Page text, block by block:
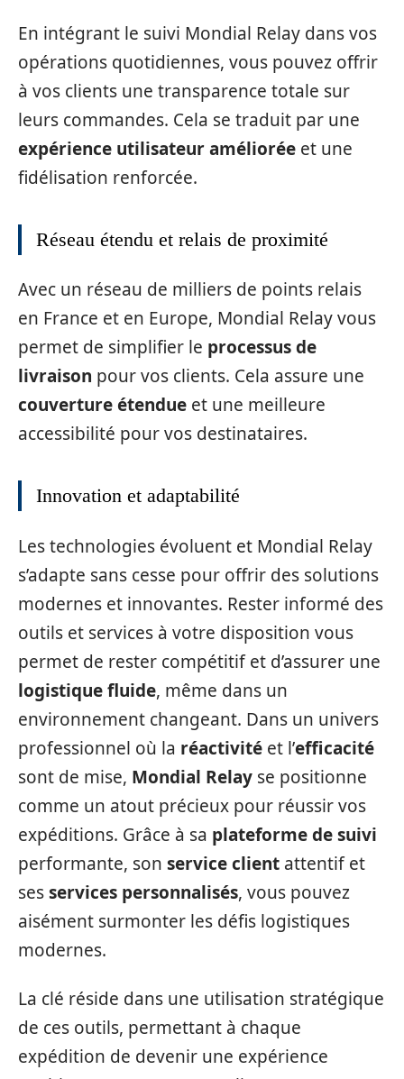
En intégrant le suivi Mondial Relay dans vos
opérations quotidiennes, vous pouvez offrir
à vos clients une transparence totale sur
leurs commandes. Cela se traduit par une
expérience utilisateur améliorée et une
fidélisation renforcée.
Réseau étendu et relais de proximité
Avec un réseau de milliers de points relais
en France et en Europe, Mondial Relay vous
permet de simplifier le processus de
livraison pour vos clients. Cela assure une
couverture étendue et une meilleure
accessibilité pour vos destinataires.
Innovation et adaptabilité
Les technologies évoluent et Mondial Relay
s’adapte sans cesse pour offrir des solutions
modernes et innovantes. Rester informé des
outils et services à votre disposition vous
permet de rester compétitif et d’assurer une
logistique fluide, même dans un
environnement changeant. Dans un univers
professionnel où la réactivité et l’efficacité
sont de mise, Mondial Relay se positionne
comme un atout précieux pour réussir vos
expéditions. Grâce à sa plateforme de suivi
performante, son service client attentif et
sesservices personnalisés, vous pouvez
aisément surmonter les défis logistiques
modernes.
La clé réside dans une utilisation stratégique
de ces outils, permettant à chaque
expédition de devenir une expérience